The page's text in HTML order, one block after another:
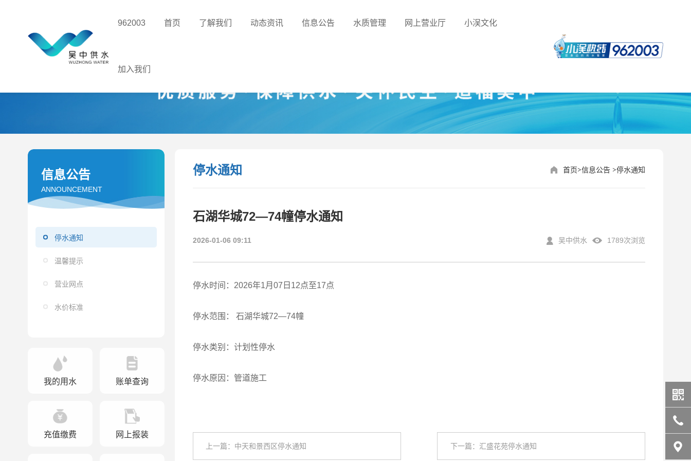
962003 首页 了解我们 动态资讯 信息公告 水质管理 网上营业厅 小洖文化
加入我们
信息公告
ANNOUNCEMENT
停水通知
温馨提示
营业网点
水价标准
我的用水 账单查询
充值缴费 网上报装
停水通知 首页>信息公告 >停水通知
石湖华城72—74幢停水通知
2026-01-06 09:11 吴中供水 1789次浏览
停水时间：2026年1月07日12点至17点
停水范围： 石湖华城72—74幢
停水类别：计划性停水
停水原因：管道施工
上一篇：中天和景西区停水通知 下一篇：汇盛花苑停水通知